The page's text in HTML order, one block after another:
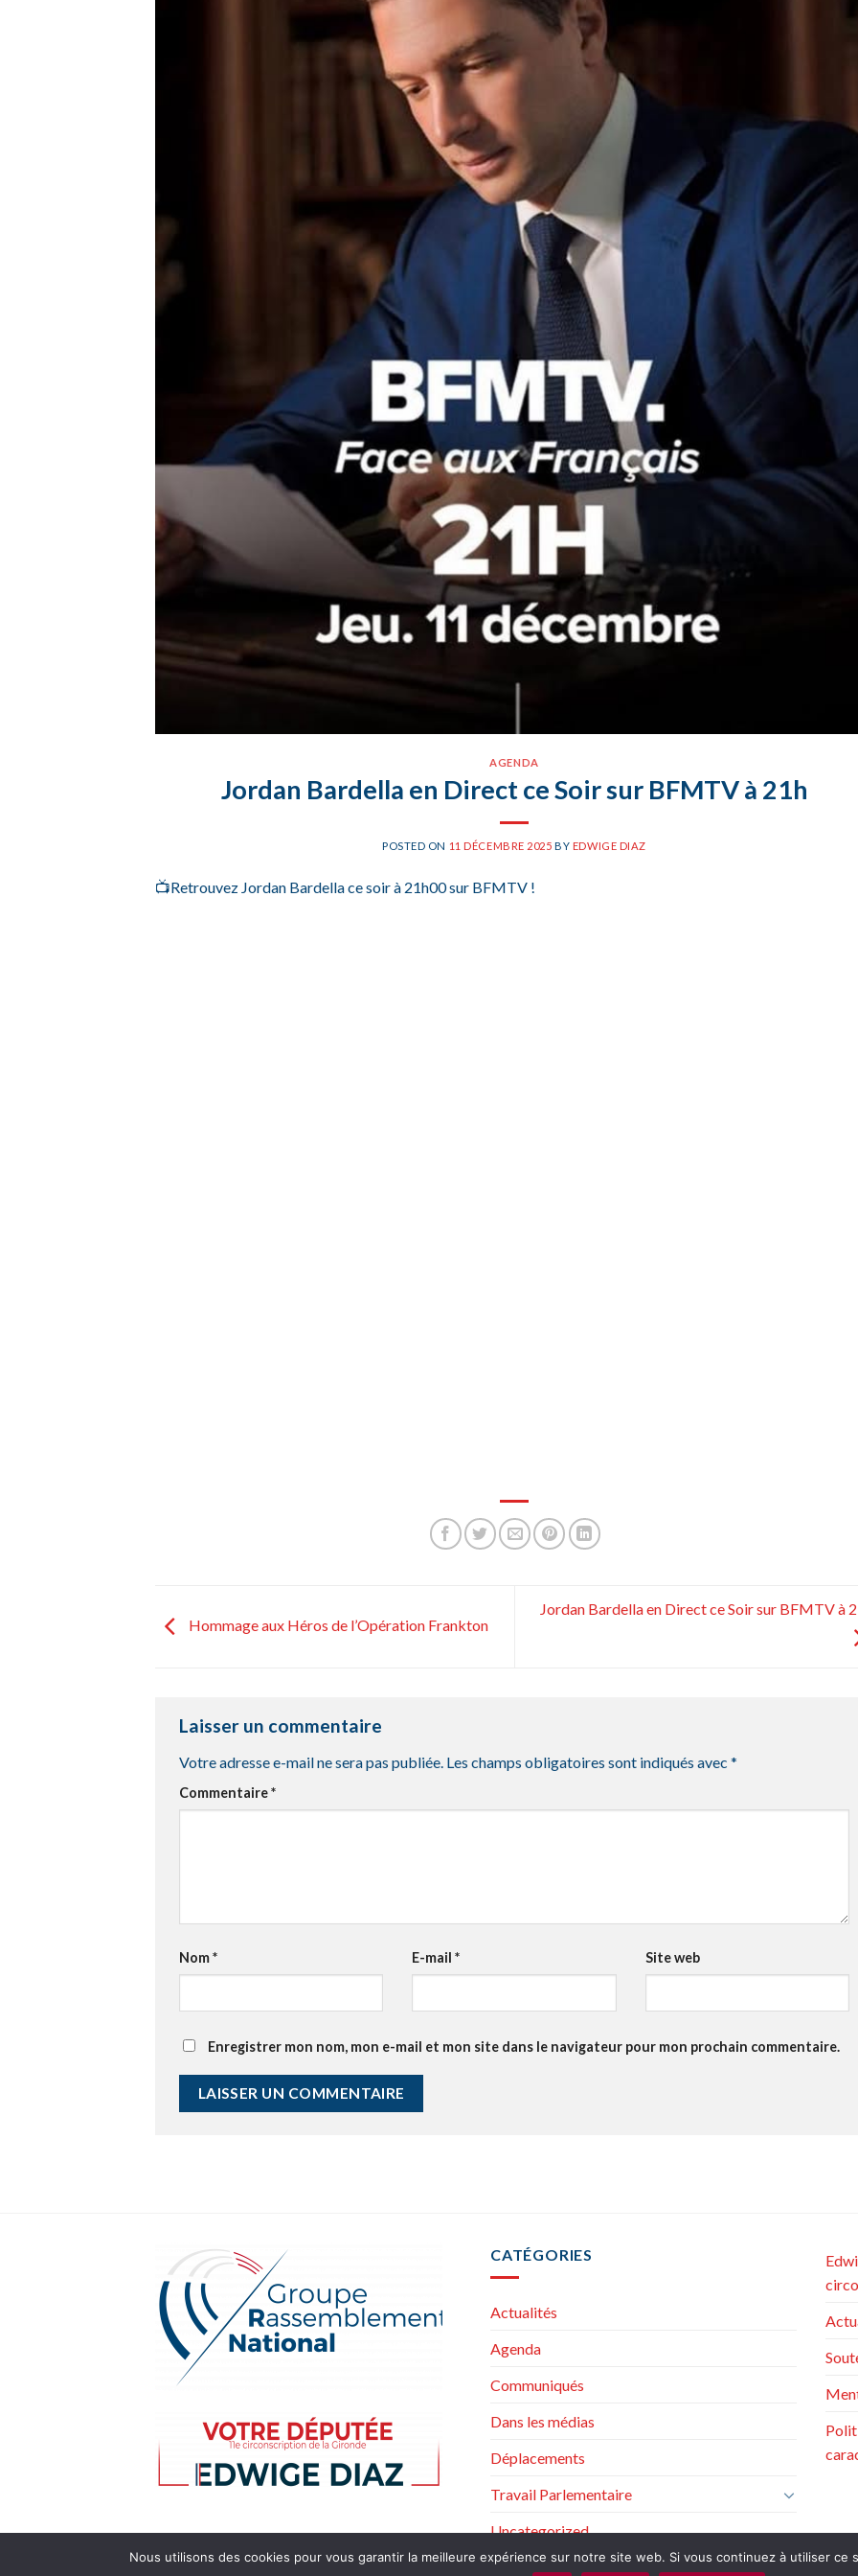
AGENDA
Jordan Bardella en Direct ce Soir sur BFMTV à 21h
POSTED ON 11 DÉCEMBRE 2025 BY EDWIGE DIAZ
📺Retrouvez Jordan Bardella ce soir à 21h00 sur BFMTV !
Hommage aux Héros de l’Opération Frankton
Jordan Bardella en Direct ce Soir sur BFMTV à
Laisser un commentaire
Votre adresse e-mail ne sera pas publiée. Les champs obligatoires sont indiqués avec *
Commentaire*
Nom* E-mail* Site web
Enregistrer mon nom, mon e-mail et mon site dans le navigateur pour mon prochain commentaire.
CATÉGORIES
Actualités
Agenda
Communiqués
Dans les médias
Déplacements
Travail Parlementaire
Uncategorized
Nous utilisons des cookies pour vous garantir la meilleure expérience sur notre site web. Si vous continuez à utiliser